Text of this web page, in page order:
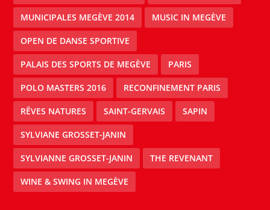
MUNICIPALES MEGÈVE 2014 MUSIC IN MEGÈVE
OPEN DE DANSE SPORTIVE
PALAIS DES SPORTS DE MEGÈVE PARIS
POLO MASTERS 2016 RECONFINEMENT PARIS
RÊVES NATURES SAINT-GERVAIS SAPIN
SYLVIANE GROSSET-JANIN
SYLVIANNE GROSSET-JANIN THE REVENANT
WINE & SWING IN MEGÈVE